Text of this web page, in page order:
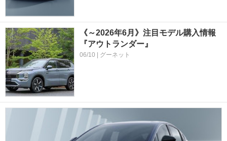
《～2026年6月》注目モデル購入情報
『アウトランダー』
06/10 | グーネット